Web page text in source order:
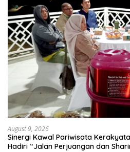
August 9, 2026
Sinergi Kawal Pariwisata
Hadiri “Jalan Perjuangan dan